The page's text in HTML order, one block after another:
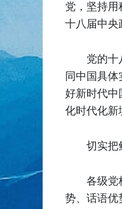
党，坚持
十八届中央
党的十
同中国具
好新时代中
化时代化新
切实把
各级党
势、话语优